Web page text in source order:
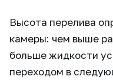
Высота перелива
камеры: чем выше
больше жидкости
переходом в